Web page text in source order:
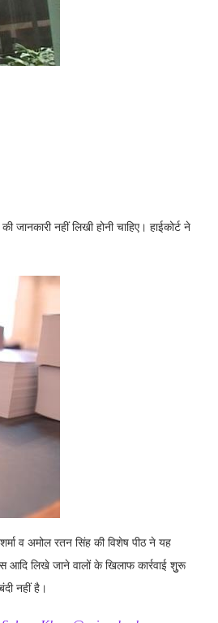
नहीं लिखी होनी चाहिए। हाईकोर्ट ने
व अमोल रतन सिंह की विशेष पीठ ने यह
आदि लिखे जाने वालों के खिलाफ कार्रवाई शुुरू
नहीं है।